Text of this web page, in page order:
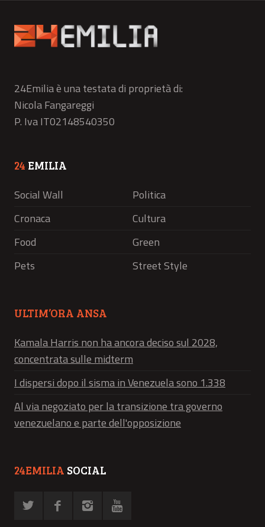
24Emilia è una testata di proprietà di:
Nicola Fangareggi
P. Iva IT02148540350
24 EMILIA
Social Wall
Politica
Cronaca
Cultura
Food
Green
Pets
Street Style
ULTIM’ORA ANSA
Kamala Harris non ha ancora deciso sul 2028,
concentrata sulle midterm
I dispersi dopo il sisma in Venezuela sono 1.338
Al via negoziato per la transizione tra governo
venezuelano e parte dell'opposizione
24EMILIA SOCIAL